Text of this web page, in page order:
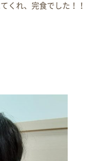
くれ、完食でした！！